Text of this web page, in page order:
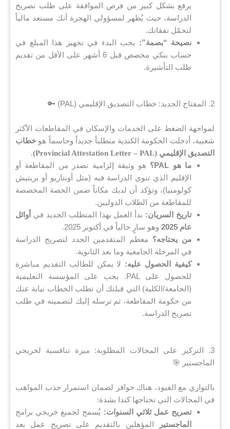
يرفع بشكل كبير من فرص الموافقة على طلب تصريح
الدراسة، حيث يُظهر لمسؤولي الهجرة أنك مستعد مالياً
لتحمّل نفقاتك.
نصيحة “بصمة”: يجب البدء في تجهيز هذا المبلغ في
حساب بنكي مخصص قبل 6 أشهر على الأقل من تقديم
طلب التأشيرة.
2. المفتاح الجديد: خطاب التصديق الإقليمي (PAL) 🔑
لمواجهة الضغط على الخدمات والإسكان في المقاطعات الأكثر
شعبية، أدخلت الحكومة الكندية متطلباً جديداً وحاسماً هو خطاب
التصديق الإقليمي (Provincial Attestation Letter – PAL)
.
ما هو PAL؟
هو وثيقة إلزامية تصدر من المقاطعة أو
الإقليم الذي تنوي الدراسة فيه (مثل أونتاريو أو بريتيش
كولومبيا)، وتؤكد أن لديك مكاناً ضمن الحصة المخصصة
للمقاطعة من الطلاب الدوليين.
تاريخ السريان: بدأ العمل بهذا المتطلب الجديد في أوائل
عام 2025
وهو سارٍ حالياً في أكتوبر 2025.
من يحتاجه؟ معظم المتقدمين الجدد لتصريح الدراسة
في المرحلة الجامعية وما بعد الثانوية.
كيفية الحصول عليه: لا يمكن للطالب التقديم مباشرة
للحصول على PAL. يجب على المؤسسة التعليمية
(الجامعة/الكلية) التي قبلتك أن تطلب الخطاب نيابة عنك
من حكومة المقاطعة، ثم ترسله إليك لتضمينه في طلب
تصريح الدراسة.
3. التركيز على المجالات المطلوبة: ميزة تنافسية لخريجي
الماجستير 🎯
بالتوازي مع القيود، هناك حوافز لضمان استمرار جذب المواهب
في المجالات التي تحتاجها كندا بشدة:
تصريح عمل ثلاثي السنوات: يُسمح لجميع خريجي برامج
الماجستير
المؤهلين بالتقديم على تصريح عمل بعد